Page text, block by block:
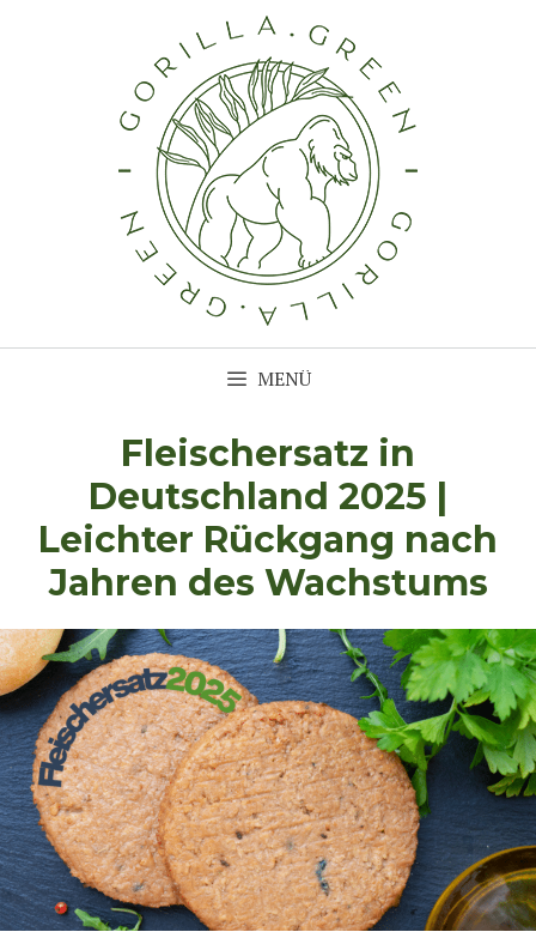
MENÜ
Fleischersatz in
Deutschland 2025 |
Leichter Rückgang nach
Jahren des Wachstums